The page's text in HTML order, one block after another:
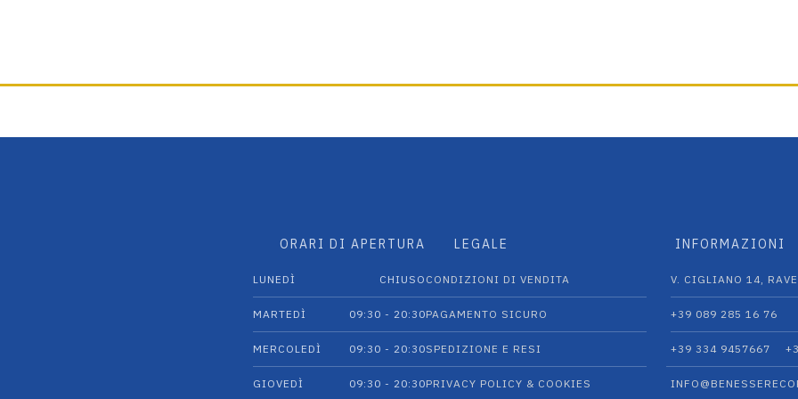
ORARI DI APERTURA
LUNEDÌ CHIUSO
MARTEDÌ 09:30 - 20:30
MERCOLEDÌ 09:30 - 20:30
GIOVEDÌ 09:30 - 20:30
LEGALE
CONDIZIONI DI VENDITA
PAGAMENTO SICURO
SPEDIZIONE E RESI
PRIVACY POLICY & COOKIES
INFORMAZIONI
V. CIGLIANO 14,
+39 089 285 16 76
+39 334 9457667‬